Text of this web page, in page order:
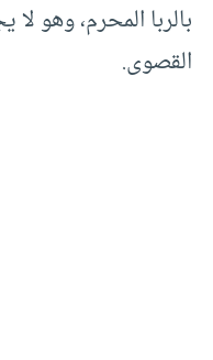
بالربا المحرم، وهو
القصوى.